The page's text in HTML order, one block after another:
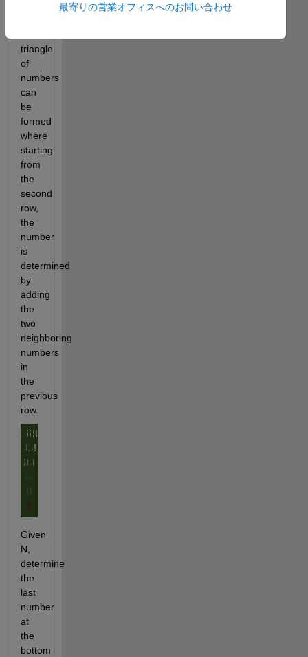
triangle
of
numbers
can
be
formed
where
starting
from
the
second
row,
the
number
is
determined
by
adding
the
two
neighboring
numbers
in
the
previous
row.
Given
N,
determine
the
last
number
at
the
bottom
最寄りの営業オフィスへのお問い合わせ